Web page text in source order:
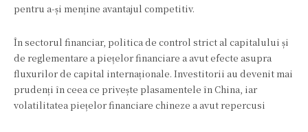
pentru a-și menține avantajul competitiv.
În sectorul financiar, politica de control strict al capitalului și
de reglementare a piețelor financiare a avut efecte asupra
fluxurilor de capital internaționale. Investitorii au devenit mai
prudenți în ceea ce privește plasamentele în China, iar
volatilitatea piețelor financiare chineze a avut repercusi